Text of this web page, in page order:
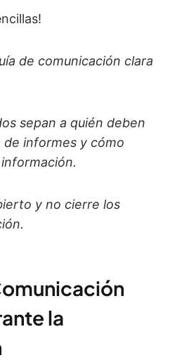
de comunicación clara
sepan a quién deben
de informes y cómo
y no cierre los
la